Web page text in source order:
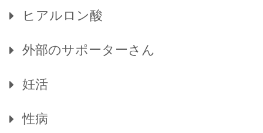
ヒアルロン酸
外部のサポーターさん
妊活
性病